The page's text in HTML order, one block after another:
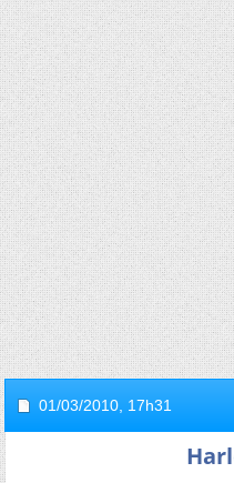
01/03/2010, 17h31